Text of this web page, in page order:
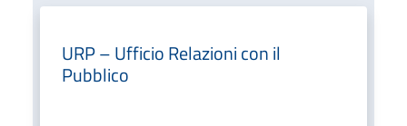
URP – Ufficio Relazioni con il
Pubblico